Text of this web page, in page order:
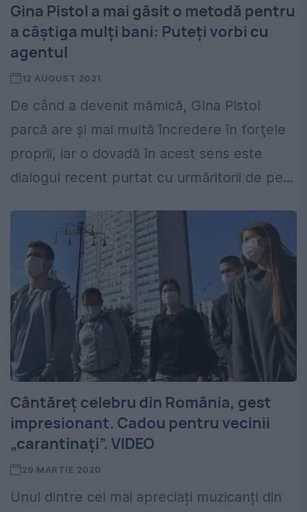
Gina Pistol a mai găsit o metodă pentru
a câştiga mulţi bani: Puteți vorbi cu
agentul
12 AUGUST 2021
De când a devenit mămică, Gina Pistol
parcă are şi mai multă încredere în forţele
proprii, iar o dovadă în acest sens este
dialogul recent purtat cu urmăritorii de pe...
Cântăreț celebru din România, gest
impresionant. Cadou pentru vecinii
„carantinați”. VIDEO
29 MARTIE 2020
Unul dintre cei mai apreciați muzicanți din